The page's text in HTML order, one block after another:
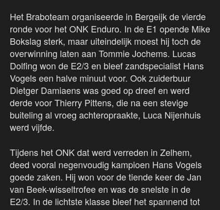
Het Braboteam organiseerde in Bergeijk de vierde
ronde voor het ONK Enduro. In de E1 opende Mike
Bokslag sterk, maar uiteindelijk moest hij toch de
overwinning laten aan Tommie Jochems. Lucas
Dolfing won de E2/3 en bleef zandspecialist Hans
Vogels een halve minuut voor. Ook zuiderbuur
Dietger Damiaens was goed op dreef en werd
derde voor Thierry Pittens, die na een stevige
buiteling al vroeg achteropraakte, Luca Nijenhuis
werd vijfde.
Tijdens het ONK dat werd verreden in Zelhem,
deed vooral negenvoudig kampioen Hans Vogels
goede zaken. Hij won voor de tiende keer de Jan
van Beek-wisseltrofee en was de snelste in de
E2/3. In de lichtste klasse bleef het spannend tot